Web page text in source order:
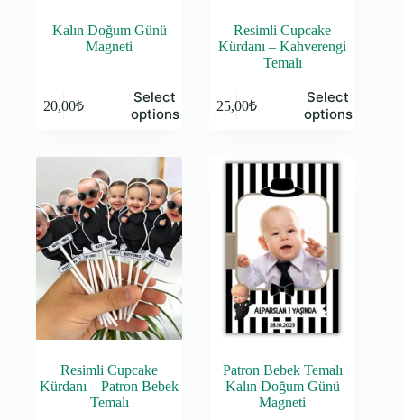
Kalın Doğum Günü
Magneti
20,00₺
Select
options
Resimli Cupcake
Kürdanı – Kahverengi
Temalı
25,00₺
Select
options
Resimli Cupcake
Kürdanı – Patron Bebek
Temalı
Patron Bebek Temalı
Kalın Doğum Günü
Magneti